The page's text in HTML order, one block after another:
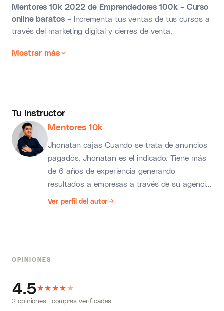
Mentores 10k 2022 de Emprendedores 100k – Curso
online baratos– Incrementa tus ventas de tus cursos a
través del marketing digital y cierres de venta.
Mostrar más
Tu instructor
Mentores 10k
Jhonatan cajas Cuando se trata de anuncios
pagados, Jhonatan es el indicado. Tiene más
de 6 años de experiencia generando
resultados a empresas a través de su agencia
digital. Él te compartirá las mejores estrategias
Ver perfil del autor
OPINIONES
4.5★★★★ ★
2 opiniones · compras verificadas